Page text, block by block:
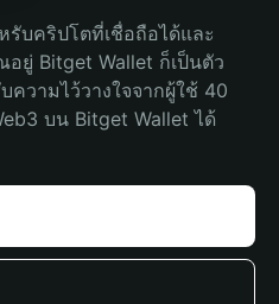
รับคริปโตที่เชื่อถือได้และ
ยู่ Bitget Wallet ก็เป็นตัว
วามไว้วางใจจากผู้ใช้ 40
บน Bitget Wallet ได้